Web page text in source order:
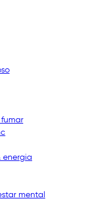
energia
mental